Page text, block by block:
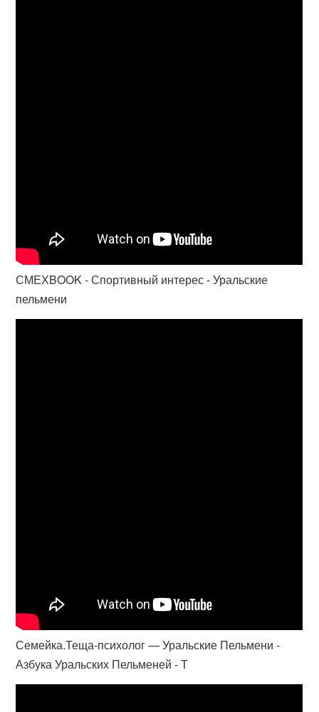
СМЕХBOOK - Спортивный интерес - Уральские
пельмени
Семейка.Теща-психолог — Уральские Пельмени -
Азбука Уральских Пельменей - Т